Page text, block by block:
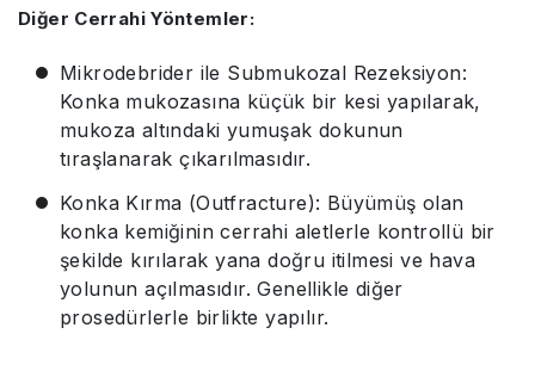
Diğer Cerrahi Yöntemler:
Mikrodebrider ile Submukozal Rezeksiyon:
Konka mukozasına küçük bir kesi yapılarak,
mukoza altındaki yumuşak dokunun
tıraşlanarak çıkarılmasıdır.
Konka Kırma (Outfracture): Büyümüş olan
konka kemiğinin cerrahi aletlerle kontrollü bir
şekilde kırılarak yana doğru itilmesi ve hava
yolunun açılmasıdır. Genellikle diğer
prosedürlerle birlikte yapılır.